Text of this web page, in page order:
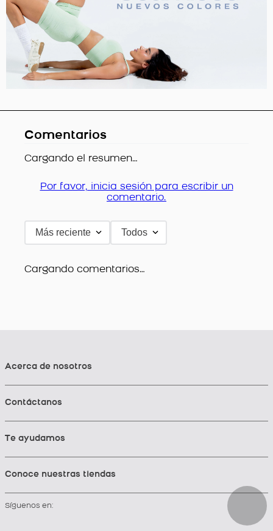
Comentarios
Cargando el resumen…
Por favor, inicia sesión para escribir un
comentario.
Más reciente Todos
Cargando comentarios…
Acerca de nosotros
Contáctanos
Te ayudamos
Conoce nuestras tiendas
Síguenos en: